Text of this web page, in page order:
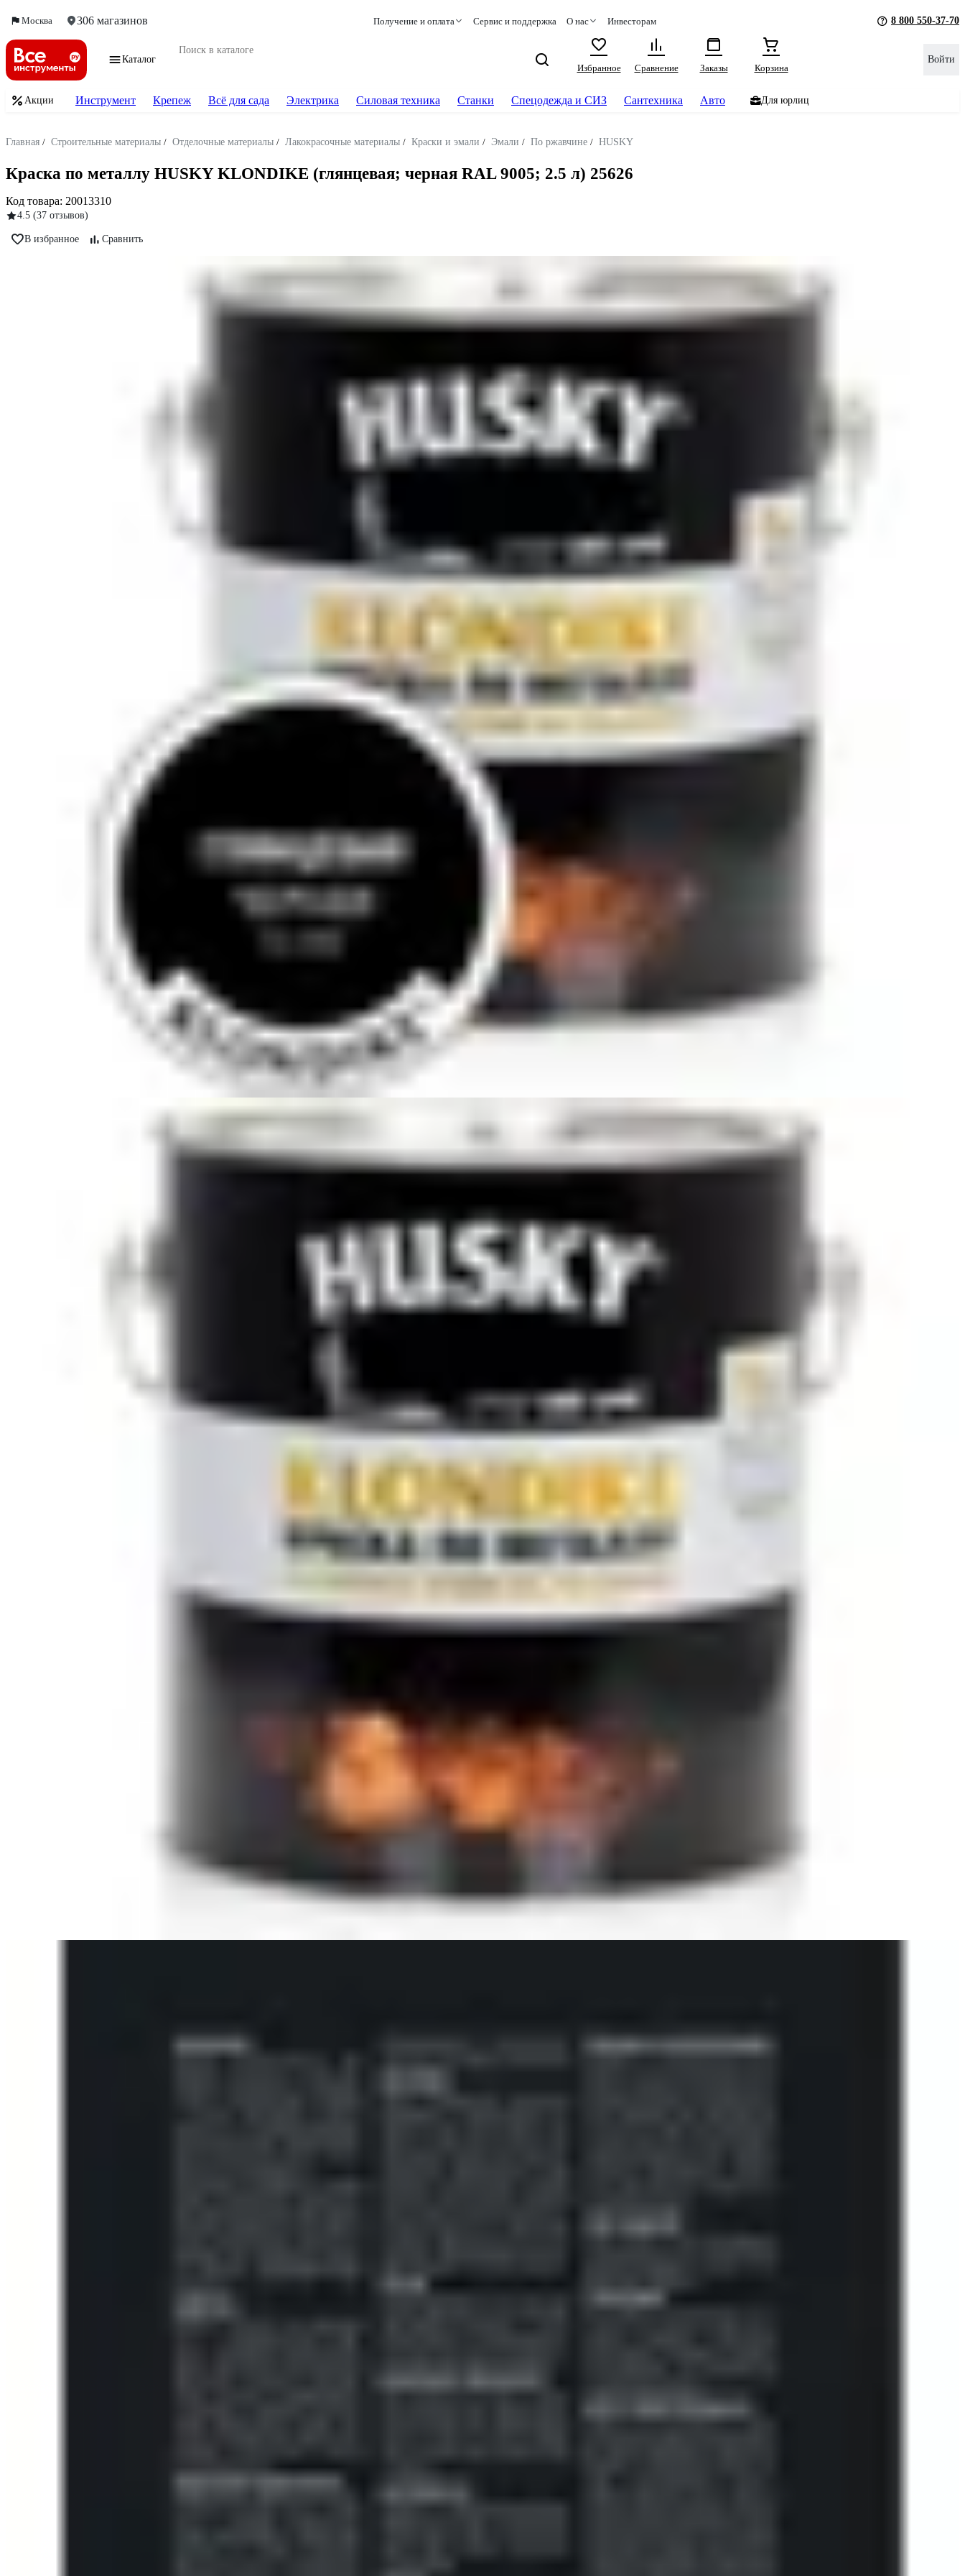
Москва 306 магазинов Получение и оплата Сервис и поддержка О нас Инвесторам 8 800 550-37-70
Каталог
Избранное
Сравнение Заказы Корзина
Войти
Акции Инструмент Крепеж Всё для сада Электрика Силовая техника Станки Спецодежда и СИЗ Сантехника Авто Для юрлиц
Главная / Строительные материалы / Отделочные материалы / Лакокрасочные материалы / Краски и эмали / Эмали / По ржавчине / HUSKY
Краска по металлу HUSKY KLONDIKE (глянцевая; черная RAL 9005; 2.5 л) 25626
Код товара: 20013310
4.5 (37 отзывов)
В избранное Сравнить